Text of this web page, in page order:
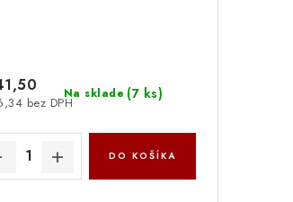
Na sklade (7 ks)
bez DPH
DO KOŠÍKA